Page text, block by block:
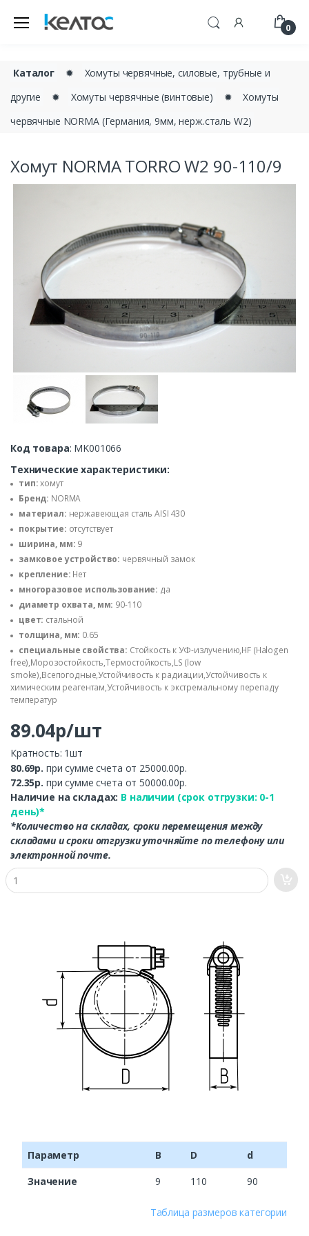
0
Каталог ✹
Хомуты червячные, силовые, трубные и
другие
✹ Хомуты червячные (винтовые) ✹
Хомуты
червячные NORMA (Германия, 9мм, нерж.сталь W2)
Хомут NORMA TORRO W2 90-110/9
Код товара: MK001066
Технические характеристики:
тип:хомут
Бренд: NORMA
материал: нержавеющая сталь AISI 430
покрытие: отсутствует
ширина, мм: 9
замковое устройство: червячный замок
крепление: Нет
многоразовое использование: да
диаметр охвата, мм: 90-110
цвет: стальной
толщина, мм: 0.65
специальные свойства: Стойкость к УФ-излучению,HF (Halogen
free),Морозостойкость,Термостойкость,LS (low
smoke),Всепогодные,Устойчивость к радиации,Устойчивость к
химическим реагентам,Устойчивость к экстремальному перепаду
температур
89.04р/шт
Кратность: 1шт
80.69р. при сумме счета от 25000.00р.
72.35р. при сумме счета от 50000.00р.
Наличие на складах: В наличии (срок отгрузки: 0-1
день)*
*Количество на складах, сроки перемещения между
складами и сроки отгрузки уточняйте по телефону или
электронной почте.
Параметр B D
d
Значение
9 110 90
Таблица размеров категории